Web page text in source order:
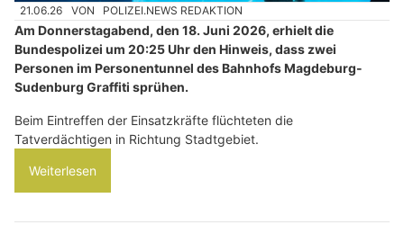
21.06.26 VON POLIZEI.NEWS REDAKTION
Am Donnerstagabend, den 18. Juni 2026, erhielt die
Bundespolizei um 20:25 Uhr den Hinweis, dass zwei
Personen im Personentunnel des Bahnhofs Magdeburg-
Sudenburg Graffiti sprühen.
Beim Eintreffen der Einsatzkräfte flüchteten die
Tatverdächtigen in Richtung Stadtgebiet.
Weiterlesen